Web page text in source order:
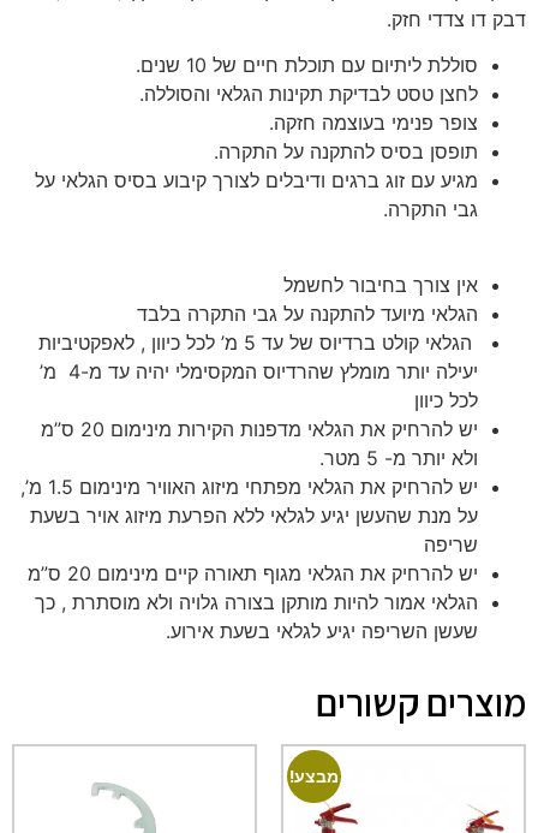
דבק דו צדדי חזק.
סוללת ליתיום עם תוכלת חיים של 10 שנים.
לחצן טסט לבדיקת תקינות הגלאי והסוללה.
צופר פנימי בעוצמה חזקה.
תופסן בסיס להתקנה על התקרה.
מגיע עם זוג ברגים ודיבלים לצורך קיבוע בסיס הגלאי על
גבי התקרה.
אין צורך בחיבור לחשמל
הגלאי מיועד להתקנה על גבי התקרה בלבד
הגלאי קולט ברדיוס של עד 5 מ’ לכל כיוון , לאפקטיביות
יעילה יותר מומלץ שהרדיוס המקסימלי יהיה עד מ-4 מ’
לכל כיוון
יש להרחיק את הגלאי מדפנות הקירות מינימום 20 ס”מ
ולא יותר מ- 5 מטר.
יש להרחיק את הגלאי מפתחי מיזוג האוויר מינימום 1.5 מ’,
על מנת שהעשן יגיע לגלאי ללא הפרעת מיזוג אויר בשעת
שריפה
יש להרחיק את הגלאי מגוף תאורה קיים מינימום 20 ס”מ
הגלאי אמור להיות מותקן בצורה גלויה ולא מוסתרת , כך
שעשן השריפה יגיע לגלאי בשעת אירוע.
מוצרים קשורים
מבצע!